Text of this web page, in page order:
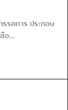
รศการ ประกอบ
อ...